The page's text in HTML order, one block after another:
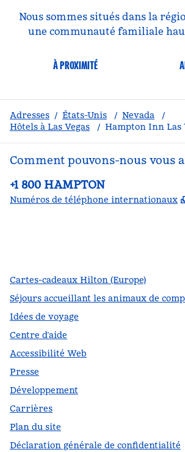
Nous sommes situés dans la
une communauté familiale
À PROXIMITÉ
Adresses / États-Unis / Nevada
/
Hôtels à Las Vegas
/ Hampton Inn Las
Comment pouvons-nous vous
Téléphone :
+1 800 HAMPTON
Numéros de téléphone internationaux
Cartes-cadeaux Hilton (Europe)
Séjours accueillant les animaux de
Idées de voyage
Centre d’aide
Accessibilité Web
Presse
Développement
Carrières
Plan du site
Déclaration générale de confidentialité